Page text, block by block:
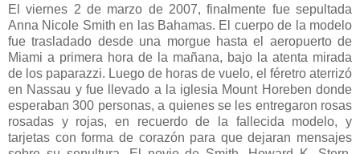
El viernes 2 de marzo de 2007, finalmente fue sepultada
Anna Nicole Smith en las Bahamas. El cuerpo de la modelo
fue trasladado desde una morgue hasta el aeropuerto de
Miami a primera hora de la mañana, bajo la atenta mirada
de los paparazzi. Luego de horas de vuelo, el féretro aterrizó
en Nassau y fue llevado a la iglesia Mount Horeben donde
esperaban 300 personas, a quienes se les entregaron rosas
rosadas y rojas, en recuerdo de la fallecida modelo, y
tarjetas con forma de corazón para que dejaran mensajes